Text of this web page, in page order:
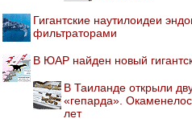
Гигантские наутилоидеи
фильтраторами
В ЮАР найден новый
В Таиланде открыли
«гепарда».
лет